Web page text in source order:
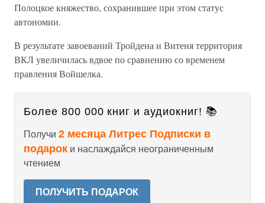
Полоцкое княжество, сохранившее при этом статус
автономии.
В результате завоеваний Тройдена и Витеня территория
ВКЛ увеличилась вдвое по сравнению со временем
правления Войшелка.
Более 800 000 книг и аудиокниг! 📚
Получи 2 месяца Литрес Подписки в
подарок и наслаждайся неограниченным
чтением
ПОЛУЧИТЬ ПОДАРОК